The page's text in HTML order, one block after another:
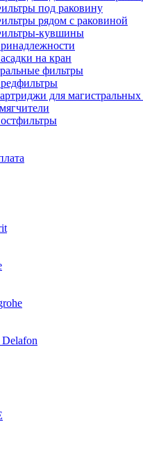
под раковину
рядом с раковиной
кувшины
на кран
фильтры
для магистральных
Delafon